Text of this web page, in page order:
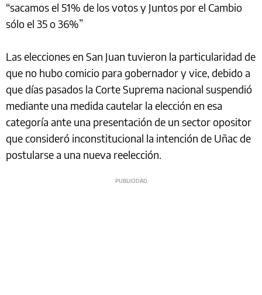
“sacamos el 51% de los votos y Juntos por el Cambio
sólo el 35 o 36%”
Las elecciones en San Juan tuvieron la particularidad de
que no hubo comicio para gobernador y vice, debido a
que días pasados la Corte Suprema nacional suspendió
mediante una medida cautelar la elección en esa
categoría ante una presentación de un sector opositor
que consideró inconstitucional la intención de Uñac de
postularse a una nueva reelección.